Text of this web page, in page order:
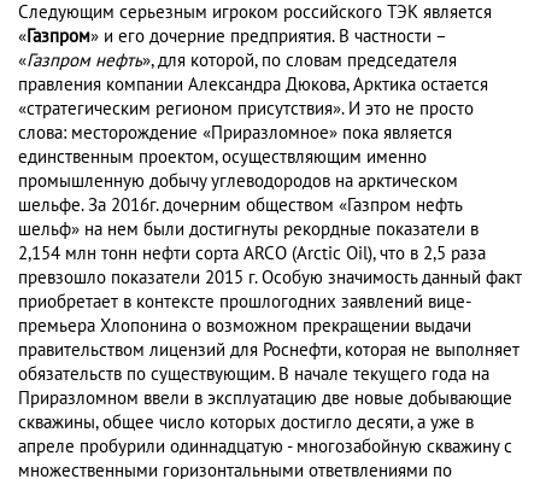
Следующим серьезным игроком российского ТЭК является
«Газпром» и его дочерние предприятия. В частности –
«Газпром нефть», для которой, по словам председателя
правления компании Александра Дюкова, Арктика остается
«стратегическим регионом присутствия». И это не просто
слова: месторождение «Приразломное» пока является
единственным проектом, осуществляющим именно
промышленную добычу углеводородов на арктическом
шельфе. За 2016г. дочерним обществом «Газпром нефть
шельф» на нем были достигнуты рекордные показатели в
2,154 млн тонн нефти сорта ARCO (Arctic Oil), что в 2,5 раза
превзошло показатели 2015 г. Особую значимость данный факт
приобретает в контексте прошлогодних заявлений вице-
премьера Хлопонина о возможном прекращении выдачи
правительством лицензий для Роснефти, которая не выполняет
обязательств по существующим. В начале текущего года на
Приразломном ввели в эксплуатацию две новые добывающие
скважины, общее число которых достигло десяти, а уже в
апреле пробурили одиннадцатую - многозабойную скважину с
множественными горизонтальными ответвлениями по